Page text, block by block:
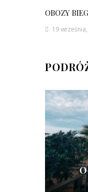
OBOZY
19